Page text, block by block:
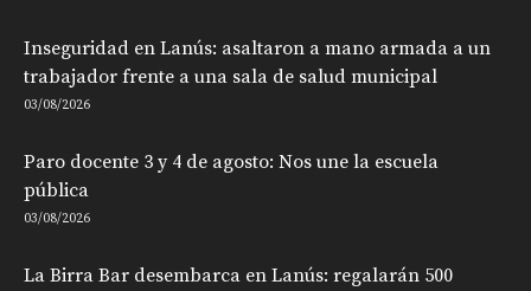
Inseguridad en Lanús: asaltaron a mano armada a un
trabajador frente a una sala de salud municipal
03/08/2026
Paro docente 3 y 4 de agosto: Nos une la escuela
pública
03/08/2026
La Birra Bar desembarca en Lanús: regalarán 500